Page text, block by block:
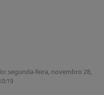
segunda-feira, novembro 28,